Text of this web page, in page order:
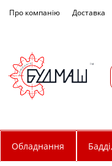
Про компанію Доставка
Обладнання